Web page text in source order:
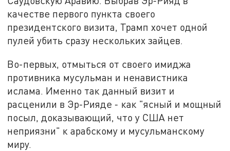
качестве первого пункта своего
президентского визита, Трамп хочет одной
пулей убить сразу нескольких зайцев.
Во-первых, отмыться от своего имиджа
противника мусульман и ненавистника
ислама. Именно так данный визит и
расценили в Эр-Рияде - как "ясный и мощный
посыл, доказывающий, что у США нет
неприязни" к арабскому и мусульманскому
миру.